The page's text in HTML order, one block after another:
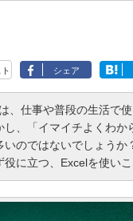
シェア
、仕事や普段の生活で
し、「イマイチよくわ
のではないでしょう
に立つ、Excelを使い